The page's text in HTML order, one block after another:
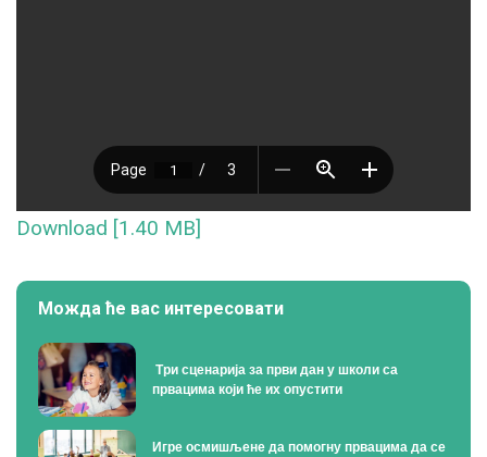
Download [1.40 MB]
Можда ће вас интересовати
Tри сценарија за први дан у школи са
првацима који ће их опустити
Игре осмишљене да помогну првацима да се